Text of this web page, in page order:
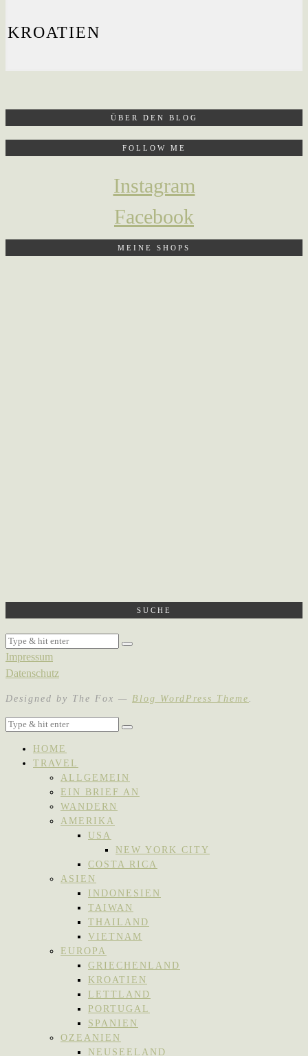
KROATIEN
ÜBER DEN BLOG
FOLLOW ME
Instagram
Facebook
MEINE SHOPS
SUCHE
Impressum
Datenschutz
Designed by The Fox — Blog WordPress Theme
HOME
TRAVEL
ALLGEMEIN
EIN BRIEF AN
WANDERN
AMERIKA
USA
NEW YORK CITY
COSTA RICA
ASIEN
INDONESIEN
TAIWAN
THAILAND
VIETNAM
EUROPA
GRIECHENLAND
KROATIEN
LETTLAND
PORTUGAL
SPANIEN
OZEANIEN
NEUSEELAND